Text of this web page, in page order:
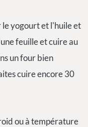
le yogourt et l'huile et
feuille et cuire au
un four bien
cuire encore 30
ou à température